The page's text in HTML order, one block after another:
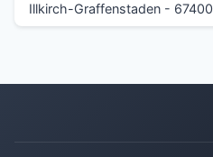
Illkirch-Graffenstaden - 67400